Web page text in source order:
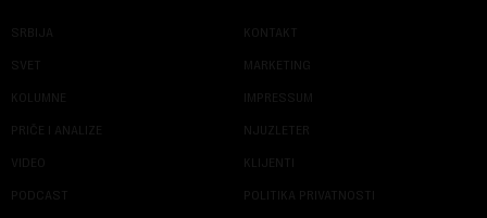
SRBIJA
SVET
KOLUMNE
PRIČE I ANALIZE
VIDEO
PODCAST
KONTAKT
MARKETING
IMPRESSUM
NJUZLETER
KLIJENTI
POLITIKA PRIVATNOSTI